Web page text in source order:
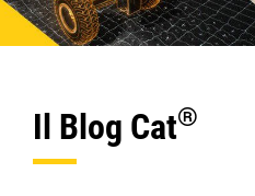
Il Blog Cat®